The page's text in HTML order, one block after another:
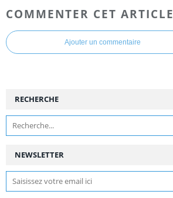
COMMENTER CET ARTICLE
Ajouter un commentaire
NEWSLETTER
RECHERCHE